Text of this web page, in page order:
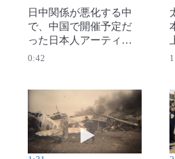
日中関係が悪化する中
で、中国で開催予定だ
った日本人アーティス
トの公演が中止を余儀
地域によって温度差も
あり、公演が許された
場所では日本アーティ
ストのファンらが熱狂
していた。当事者たち
0:42
動画を再生 済州